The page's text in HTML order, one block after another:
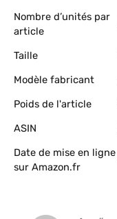
Nombre d’unités par
article
Taille
Modèle fabricant
Poids de l'article
ASIN
Date de mise en ligne
sur Amazon.fr